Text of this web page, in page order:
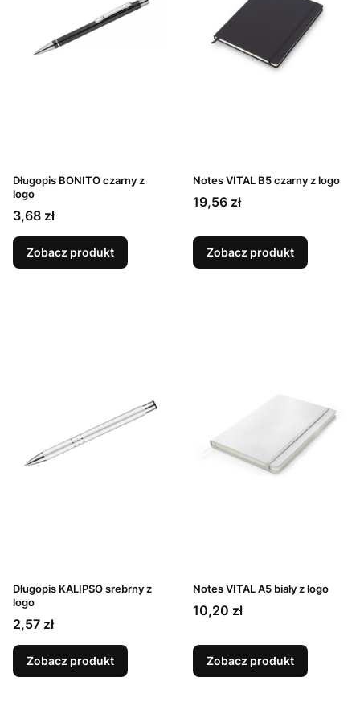
Długopis BONITO czarny z
logo
Cena
3,68 zł
Zobacz produkt
Notes VITAL B5 czarny z logo
Cena
19,56 zł
Zobacz produkt
Długopis KALIPSO srebrny z
logo
Cena
2,57 zł
Zobacz produkt
Notes VITAL A5 biały z logo
Cena
10,20 zł
Zobacz produkt